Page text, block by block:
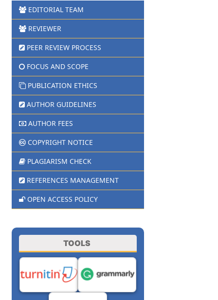
EDITORIAL TEAM
REVIEWER
PEER REVIEW PROCESS
FOCUS AND SCOPE
PUBLICATION ETHICS
AUTHOR GUIDELINES
AUTHOR FEES
COPYRIGHT NOTICE
PLAGIARISM CHECK
REFERENCES MANAGEMENT
OPEN ACCESS POLICY
TOOLS